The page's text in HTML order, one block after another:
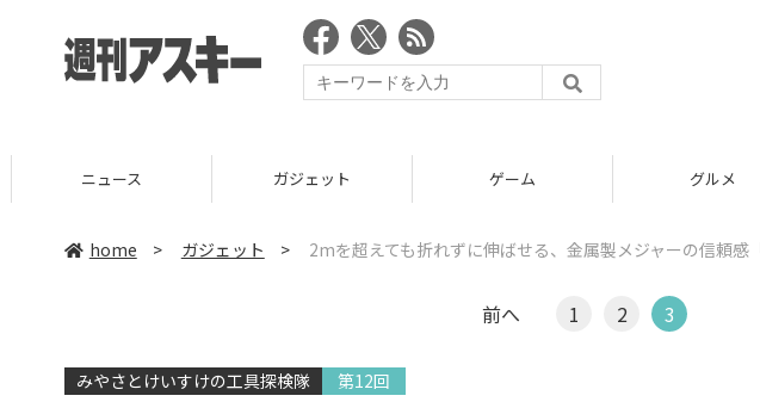
ニュース ガジェット ゲーム グルメ
home > ガジェット > 2mを超えても折れずに伸ばせる、金属製メジャーの信頼感
前へ 1 2 3
みやさとけいすけの工具探検隊 第12回